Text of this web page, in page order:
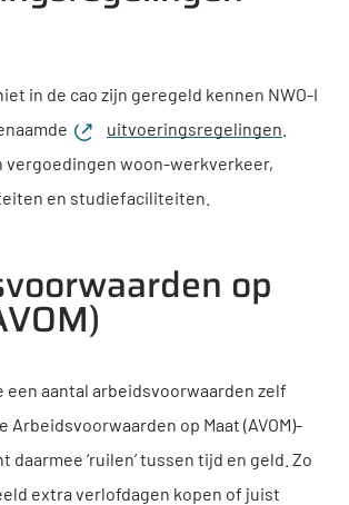
in de cao zijn geregeld kennen NWO-I
uitvoeringsregelingen
vergoedingen woon-werkverkeer,
en studiefaciliteiten.
op
een aantal arbeidsvoorwaarden zelf
Arbeidsvoorwaarden op Maat (AVOM)-
daarmee ‘ruilen’ tussen tijd en geld. Zo
extra verlofdagen kopen of juist